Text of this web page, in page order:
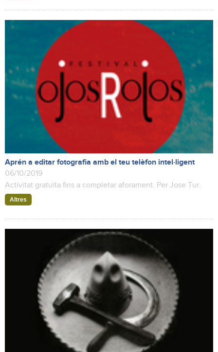
Aprén a editar fotografia amb el teu telèfon intel·ligent
06/10/2019
Activitat gratuïta fins a completar aforament. Per Jose Tur.
Altres